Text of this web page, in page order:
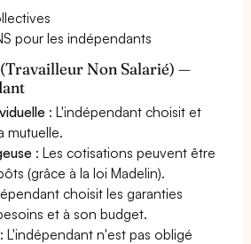
pour les indépendants
Non Salarié) —
: L'indépendant choisit et
mutuelle.
: Les cotisations peuvent être
(grâce à la loi Madelin).
choisit les garanties
et à son budget.
: L'indépendant n'est pas obligé